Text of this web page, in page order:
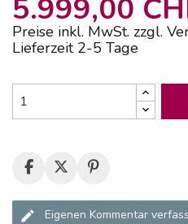
5.999,00
Preise inkl. MwSt. zzgl.
Lieferzeit 2-5 Tage
Eigenen Kommentar